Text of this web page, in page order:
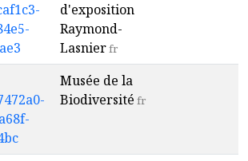
d'exposition
Raymond-
Lasnierfr
Musée de la
Biodiversité fr